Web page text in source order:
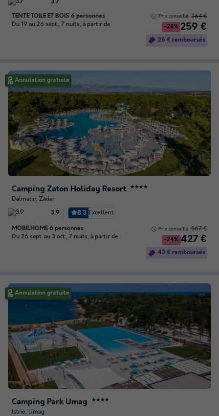
3.7
TENTE TOILE ET BOIS 6 personnes
Du 19 au 26 sept., 7 nuits, à partir de
Prix conseillé :364 €
-28% 259 €
26 € remboursés
Annulation gratuite
Camping Zaton Holiday Resort ★★★★
Dalmatie, Zadar
3.9 8.3 Excellent
MOBILHOME 6 personnes
Du 26 sept. au 3 oct., 7 nuits, à partir de
Prix conseillé :567 €
-24% 427 €
43 € remboursés
Annulation gratuite
Camping Park Umag ★★★★
Istrie, Umag